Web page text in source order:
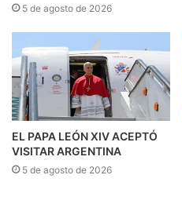
5 de agosto de 2026
EL PAPA LEÓN XIV ACEPTÓ
VISITAR ARGENTINA
5 de agosto de 2026